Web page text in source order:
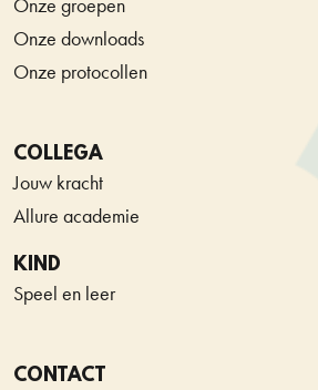
Onze downloads
Onze protocollen
COLLEGA
Jouw kracht
Allure academie
KIND
Speel en leer
CONTACT